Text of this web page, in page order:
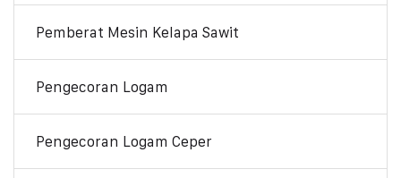
Pemberat Mesin Kelapa Sawit
Pengecoran Logam
Pengecoran Logam Ceper